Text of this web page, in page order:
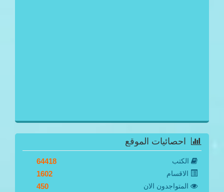
احصائيات الموقع
الكتب 64418
الاقسام 1602
المتواجدون الان 450